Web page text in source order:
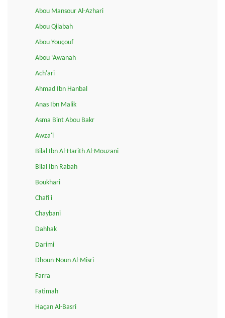
Abou Mansour Al-Azhari
Abou Qilabah
Abou Youçouf
Abou ‘Awanah
Ach'ari
Ahmad Ibn Hanbal
Anas Ibn Malik
Asma Bint Abou Bakr
Awza'i
Bilal Ibn Al-Harith Al-Mouzani
Bilal Ibn Rabah
Boukhari
Chafi'i
Chaybani
Dahhak
Darimi
Dhoun-Noun Al-Misri
Farra
Fatimah
Haçan Al-Basri